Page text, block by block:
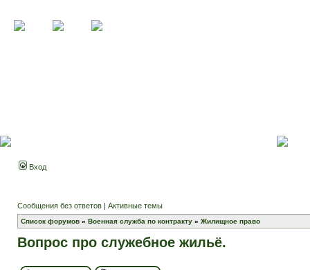
Вход
Сообщения без ответов | Активные темы
Список форумов » Военная служба по контракту » Жилищное право
Вопрос про служебное жильё.